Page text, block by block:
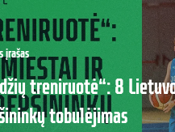
įrašas
treniruotė“: 8
tobulėjimas